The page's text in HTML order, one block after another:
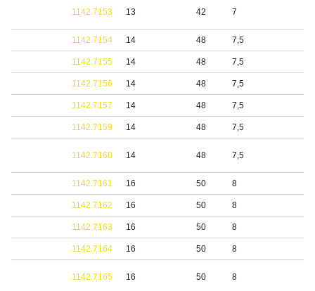
1142.7153 13 42 7
1142.7154 14 48 7,5
1142.7155 14 48 7,5
1142.7156 14 48 7,5
1142.7157 14 48 7,5
1142.7159 14 48 7,5
1142.7160 14 48 7,5
1142.7161 16 50 8
1142.7162 16 50 8
1142.7163 16 50 8
1142.7164 16 50 8
1142.7165 16 50 8